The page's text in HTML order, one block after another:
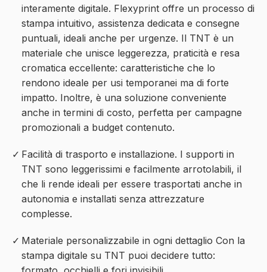
interamente digitale. Flexyprint offre un processo di
stampa intuitivo, assistenza dedicata e consegne
puntuali, ideali anche per urgenze. Il TNT è un
materiale che unisce leggerezza, praticità e resa
cromatica eccellente: caratteristiche che lo
rendono ideale per usi temporanei ma di forte
impatto. Inoltre, è una soluzione conveniente
anche in termini di costo, perfetta per campagne
promozionali a budget contenuto.
Facilità di trasporto e installazione. I supporti in
TNT sono leggerissimi e facilmente arrotolabili, il
che li rende ideali per essere trasportati anche in
autonomia e installati senza attrezzature
complesse.
Materiale personalizzabile in ogni dettaglio Con la
stampa digitale su TNT puoi decidere tutto: